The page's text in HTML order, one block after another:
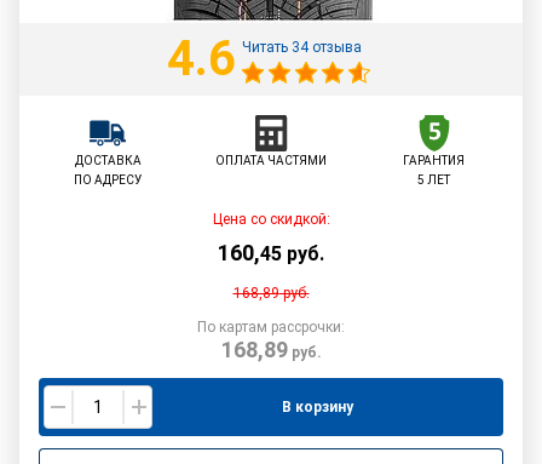
4.6 Читать 34 отзыва
ДОСТАВКА
ПО АДРЕСУ
ОПЛАТА ЧАСТЯМИ
ГАРАНТИЯ
5 ЛЕТ
Цена со скидкой:
160,45 руб.
168,89руб.
По картам рассрочки:
168,89руб.
В корзину